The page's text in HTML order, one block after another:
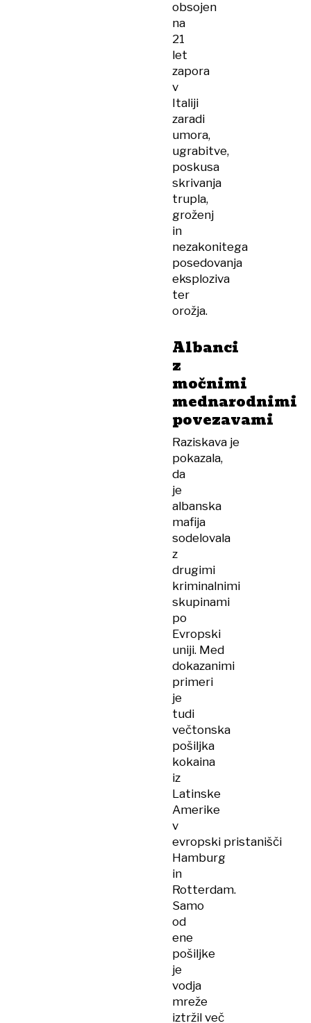
obsojen
na
21
let
zapora
v
Italiji
zaradi
umora,
ugrabitve,
poskusa
skrivanja
trupla,
groženj
in
nezakonitega
posedovanja
eksploziva
ter
orožja.
Albanci
z
močnimi
mednarodnimi
povezavami
Raziskava je
pokazala,
da
je
albanska
mafija
sodelovala
z
drugimi
kriminalnimi
skupinami
po
Evropski
uniji. Med
dokazanimi
primeri
je
tudi
večtonska
pošiljka
kokaina
iz
Latinske
Amerike
v
evropski pristanišči
Hamburg
in
Rotterdam.
Samo
od
ene
pošiljke
je
vodja
mreže
iztržil več